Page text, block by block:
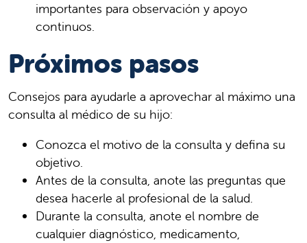
importantes para observación y apoyo
continuos.
Próximos pasos
Consejos para ayudarle a aprovechar al máximo una
consulta al médico de su hijo:
Conozca el motivo de la consulta y defina su
objetivo.
Antes de la consulta, anote las preguntas que
desea hacerle al profesional de la salud.
Durante la consulta, anote el nombre de
cualquier diagnóstico, medicamento,